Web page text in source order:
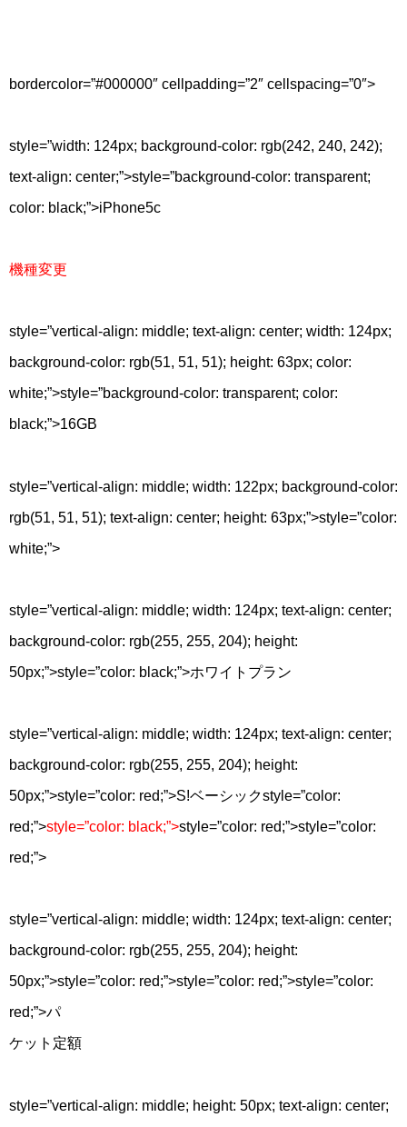
bordercolor=”#000000″ cellpadding=”2″ cellspacing=”0″>
style=”width: 124px; background-color: rgb(242, 240, 242);
text-align: center;”>style=”background-color: transparent;
color: black;”>iPhone5c
機種変更
style=”vertical-align: middle; text-align: center; width: 124px;
background-color: rgb(51, 51, 51); height: 63px; color:
white;”>style=”background-color: transparent; color:
black;”>16GB
style=”vertical-align: middle; width: 122px; background-color:
rgb(51, 51, 51); text-align: center; height: 63px;”>style=”color:
white;”>
style=”vertical-align: middle; width: 124px; text-align: center;
background-color: rgb(255, 255, 204); height:
50px;”>style=”color: black;”>ホワイトプラン
style=”vertical-align: middle; width: 124px; text-align: center;
background-color: rgb(255, 255, 204); height:
50px;”>style=”color: red;”>S!ベーシックstyle=”color:
red;”>style=”color: black;”>style=”color: red;”>style=”color:
red;”>
style=”vertical-align: middle; width: 124px; text-align: center;
background-color: rgb(255, 255, 204); height:
50px;”>style=”color: red;”>style=”color: red;”>style=”color:
red;”>パ
ケット定額
style=”vertical-align: middle; height: 50px; text-align: center;